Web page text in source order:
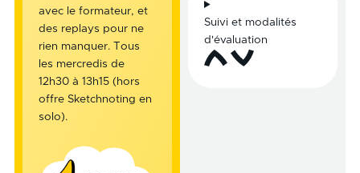
avec le formateur, et
des replays pour ne
rien manquer. Tous
les mercredis de
12h30 à 13h15 (hors
offre Sketchnoting en
solo).
Suivi et modalités
d'évaluation